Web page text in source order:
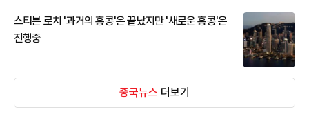
스티븐 로치 '과거의 홍콩'은 끝났지만 '새로운 홍콩'은
진행중
중국뉴스 더보기